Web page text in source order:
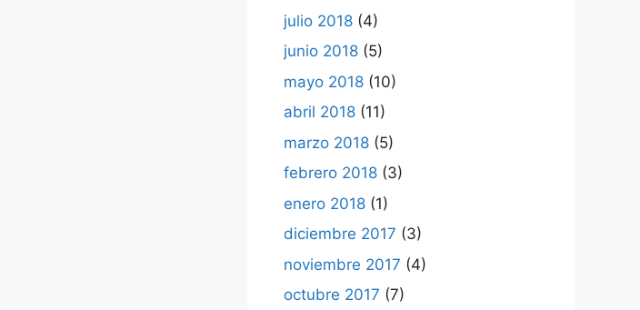
julio 2018 (4)
junio 2018 (5)
mayo 2018 (10)
abril 2018 (11)
marzo 2018 (5)
febrero 2018 (3)
enero 2018 (1)
diciembre 2017 (3)
noviembre 2017 (4)
octubre 2017 (7)